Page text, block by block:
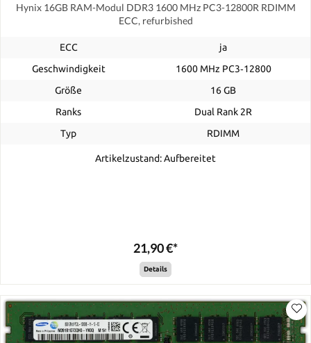
Hynix 16GB RAM-Modul DDR3 1600 MHz PC3-12800R RDIMM
ECC, refurbished
ECC
ja
Geschwindigkeit
1600 MHz PC3‑12800
Größe
16 GB
Ranks
Dual Rank 2R
Typ
RDIMM
Artikelzustand: Aufbereitet
21,90 €*
Details